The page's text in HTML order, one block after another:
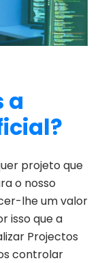
a
projeto que
o nosso
lhe um valor
isso que a
Projectos
controlar